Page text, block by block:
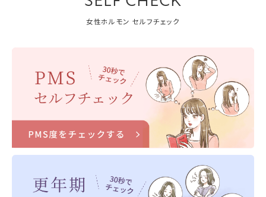
女性ホルモン セルフチェック